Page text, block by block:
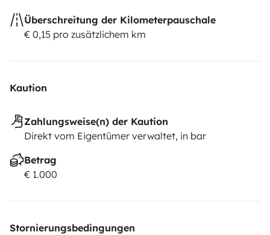
Überschreitung der Kilometerpauschale
€ 0,15 pro zusätzlichem km
Kaution
Zahlungsweise(n) der Kaution
Direkt vom Eigentümer verwaltet, in bar
Betrag
€ 1.000
Stornierungsbedingungen